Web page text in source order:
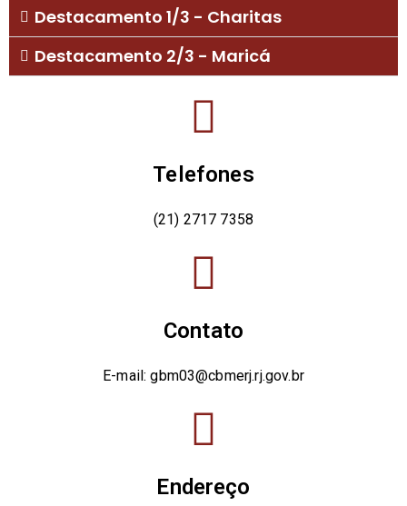
Destacamento 1/3 - Charitas
Destacamento 2/3 - Maricá
Telefones
(21) 2717 7358
Contato
E-mail: gbm03@cbmerj.rj.gov.br
Endereço